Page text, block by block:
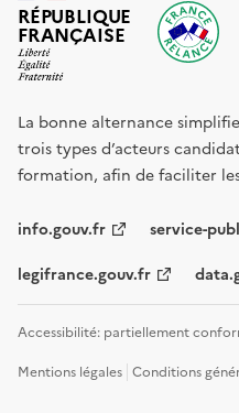
RÉPUBLIQUE
FRANÇAISE
La bonne alternance
trois types d’acteurs
formation, afin de faciliter
info.gouv.fr service-
legifrance.gouv.fr
Accessibilité: partiellement
Mentions légales Conditions